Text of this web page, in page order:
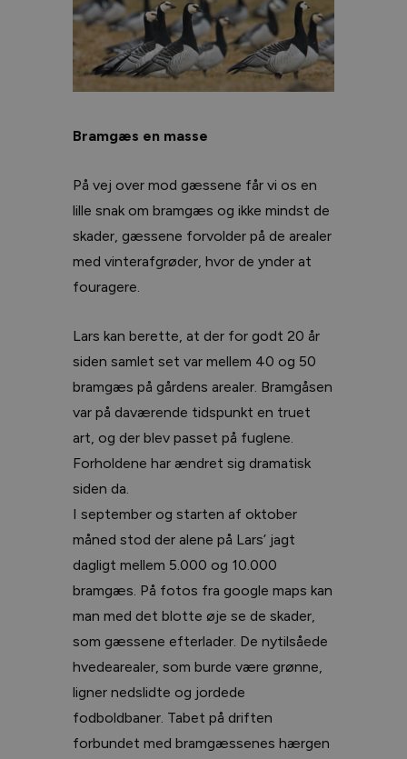
Bramgæs en masse
På vej over mod gæssene får vi os en
lille snak om bramgæs og ikke mindst de
skader, gæssene forvolder på de arealer
med vinterafgrøder, hvor de ynder at
fouragere.
Lars kan berette, at der for godt 20 år
siden samlet set var mellem 40 og 50
bramgæs på gårdens arealer. Bramgåsen
var på daværende tidspunkt en truet
art, og der blev passet på fuglene.
Forholdene har ændret sig dramatisk
siden da.
I september og starten af oktober
måned stod der alene på Lars’ jagt
dagligt mellem 5.000 og 10.000
bramgæs. På fotos fra google maps kan
man med det blotte øje se de skader,
som gæssene efterlader. De nytilsåede
hvedearealer, som burde være grønne,
ligner nedslidte og jordede
fodboldbaner. Tabet på driften
forbundet med bramgæssenes hærgen